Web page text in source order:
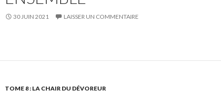
30 JUIN 2021 LAISSER UN COMMENTAIRE
TOME 8 : LA CHAIR DU DÉVOREUR